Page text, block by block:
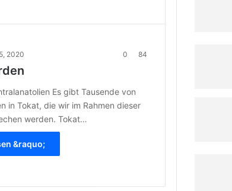
2020 0 84
Es gibt Tausende von
in Tokat, die wir im Rahmen dieser
werden. Tokat…
&raquo;